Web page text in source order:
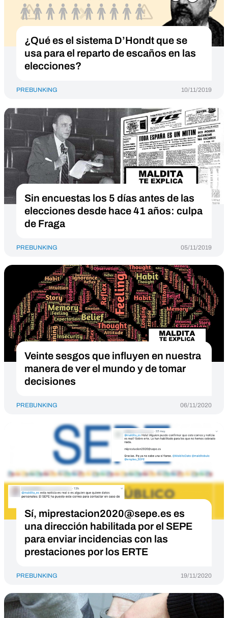
¿Qué es el sistema D’Hondt que se
usa para el reparto de escaños en las
elecciones?
PREBUNKING 10/11/2019
Sin encuestas los 5 días antes de las
elecciones desde hace 41 años: culpa
de Fraga
PREBUNKING 05/11/2019
Veinte sesgos que influyen en nuestra
manera de ver el mundo y de tomar
decisiones
PREBUNKING 06/11/2020
Sí, miprestacion2020@sepe.es es
una dirección habilitada por el SEPE
para enviar incidencias con las
prestaciones por los ERTE
PREBUNKING 19/11/2020